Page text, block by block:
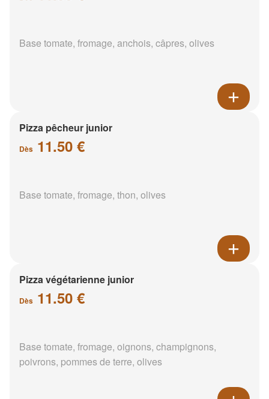
Base tomate, fromage, anchois, câpres, olives
Pizza pêcheur junior
Dès 11.50 €
Base tomate, fromage, thon, olives
Pizza végétarienne junior
Dès 11.50 €
Base tomate, fromage, oignons, champignons,
poivrons, pommes de terre, olives